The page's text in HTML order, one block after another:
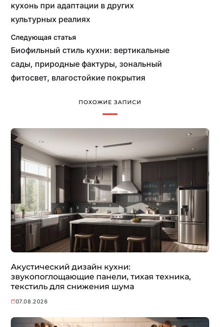
кухонь при адаптации в других
культурных реалиях
Следующая статья
Биофильный стиль кухни: вертикальные
сады, природные фактуры, зональный
фитосвет, влагостойкие покрытия
ПОХОЖИЕ ЗАПИСИ
Акустический дизайн кухни:
звукопоглощающие панели, тихая техника,
текстиль для снижения шума
07.08.2026